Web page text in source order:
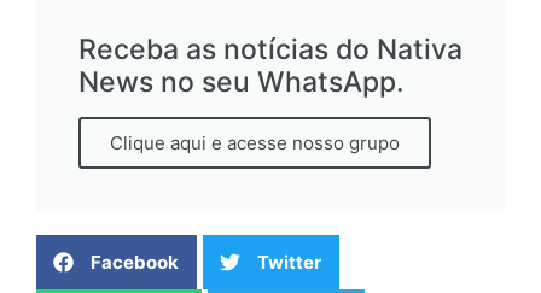
Receba as notícias do Nativa
News no seu WhatsApp.
Clique aqui e acesse nosso grupo
Facebook Twitter